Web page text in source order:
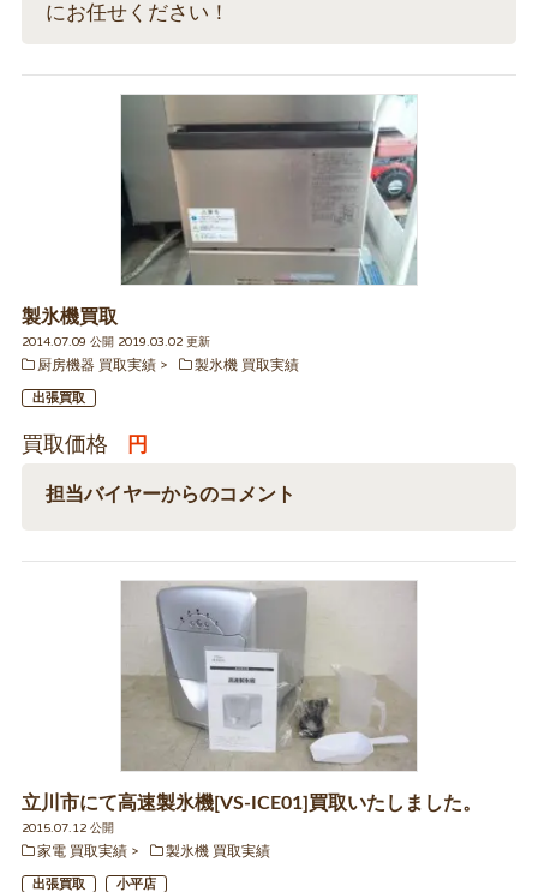
にお任せください！
製氷機買取
2014.07.09 公開 2019.03.02 更新
厨房機器 買取実績
製氷機 買取実績
出張買取
買取価格 円
担当バイヤーからのコメント
立川市にて高速製氷機[VS-ICE01]買取いたしました。
2015.07.12 公開
家電 買取実績
製氷機 買取実績
出張買取 小平店